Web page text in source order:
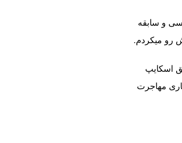
و سابقه
رو میکردم.
اسکایپ
مهاجرت